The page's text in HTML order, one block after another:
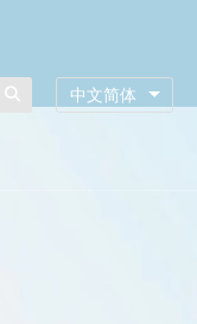
中文简体